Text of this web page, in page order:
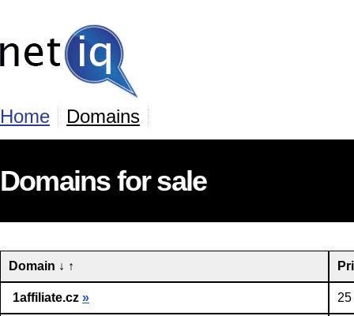
Home Domains
Domains for sale
Domain ↓ ↑
1affiliate.cz »